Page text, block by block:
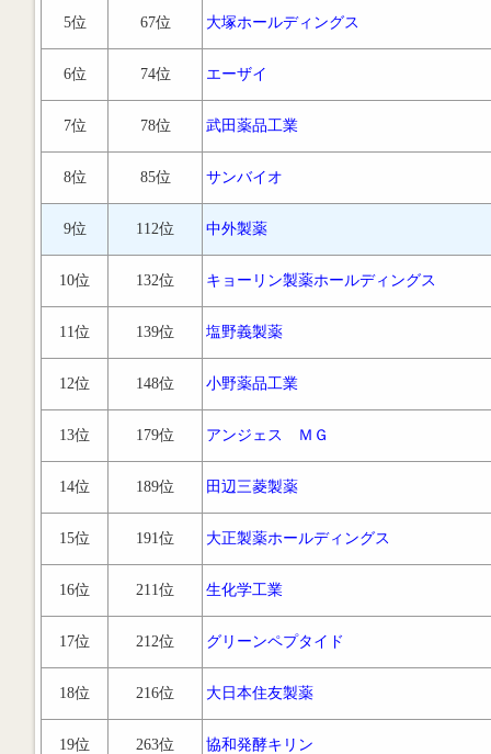
5位 67位 大塚ホールディングス
6位 74位 エーザイ
7位 78位 武田薬品工業
8位 85位 サンバイオ
9位 112位 中外製薬
10位 132位 キョーリン製薬ホールディングス
11位 139位 塩野義製薬
12位 148位 小野薬品工業
13位 179位 アンジェス ＭＧ
14位 189位 田辺三菱製薬
15位 191位 大正製薬ホールディングス
16位 211位 生化学工業
17位 212位 グリーンペプタイド
18位 216位 大日本住友製薬
19位 263位 協和発酵キリン